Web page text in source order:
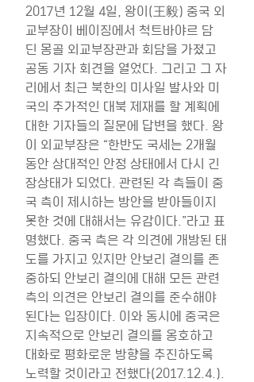
2017년 12월 4일, 왕이(王毅) 중국 외
교부장이 베이징에서 척트바야르 담
딘 몽골 외교부장관과 회담을 가졌고
공동 기자 회견을 열었다. 그리고 그 자
리에서 최근 북한의 미사일 발사와 미
국의 추가적인 대북 제재를 할 계획에
대한 기자들의 질문에 답변을 했다. 왕
이 외교부장은 “한반도 국세는 2개월
동안 상대적인 안정 상태에서 다시 긴
장상태가 되었다. 관련된 각 측들이 중
국 측이 제시하는 방안을 받아들이지
못한 것에 대해서는 유감이다.”라고 표
명했다. 중국 측은 각 의견에 개방된 태
도를 가지고 있지만 안보리 결의를 존
중하되 안보리 결의에 대해 모든 관련
측의 의견은 안보리 결의를 준수해야
된다는 입장이다. 이와 동시에 중국은
지속적으로 안보리 결의를 옹호하고
대화로 평화로운 방향을 추진하도록
노력할 것이라고 전했다(2017.12.4.).